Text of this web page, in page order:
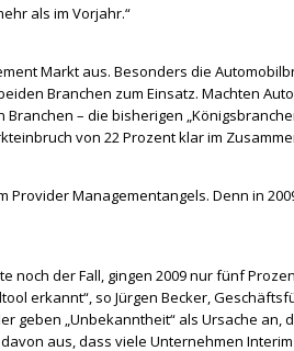
als im Vorjahr.“
Markt aus. Besonders die
Branchen zum Einsatz. Machten
– die bisherigen
von 22 Prozent klar im
Managementangels. Denn in
noch der Fall, gingen 2009 nur fünf
erkannt“, so Jürgen Becker,
geben „Unbekanntheit“ als Ursache
aus, dass viele Unternehmen